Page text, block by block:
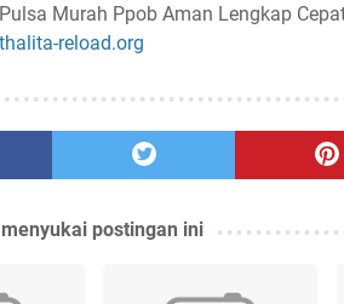
Murah Ppob Aman Lengkap
reload.org
postingan ini